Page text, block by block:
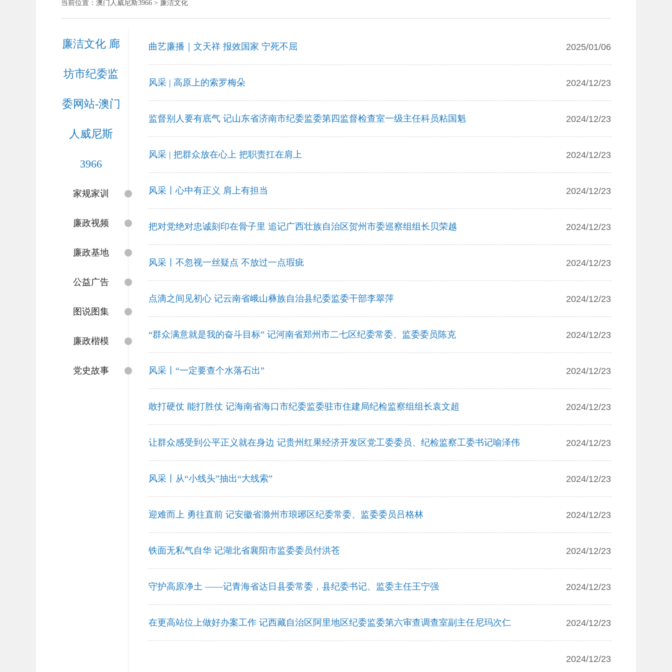
当前位置： 澳门人威尼斯3966 > 廉洁文化
廉洁文化 廊
坊市纪委监
委网站-澳门
人威尼斯
3966
家规家训
廉政视频
廉政基地
公益广告
图说图集
廉政楷模
党史故事
2025/01/06
曲艺廉播｜文天祥 报效国家 宁死不屈
2024/12/23
风采 | 高原上的索罗梅朵
2024/12/23
监督别人要有底气 记山东省济南市纪委监委第四监督检查室一级主任科员粘国魁
2024/12/23
风采 | 把群众放在心上 把职责扛在肩上
2024/12/23
风采丨心中有正义 肩上有担当
2024/12/23
把对党绝对忠诚刻印在骨子里 ​追记广西壮族自治区贺州市委巡察组组长贝荣越
2024/12/23
风采丨不忽视一丝疑点 不放过一点瑕疵
2024/12/23
点滴之间见初心 记云南省峨山彝族自治县纪委监委干部李翠萍
2024/12/23
“群众满意就是我的奋斗目标” 记河南省郑州市二七区纪委常委、监委委员陈克
2024/12/23
风采丨“一定要查个水落石出”
2024/12/23
敢打硬仗 能打胜仗 记海南省海口市纪委监委驻市住建局纪检监察组组长袁文超
2024/12/23
让群众感受到公平正义就在身边 记贵州红果经济开发区党工委委员、纪检监察工委书记喻泽伟
2024/12/23
风采丨从“小线头”抽出“大线索”
2024/12/23
迎难而上 勇往直前 记安徽省滁州市琅琊区纪委常委、监委委员吕格林
2024/12/23
铁面无私气自华 记湖北省襄阳市监委委员付洪苍
2024/12/23
守护高原净土 ——记青海省达日县委常委，县纪委书记、监委主任王宁强
2024/12/23
在更高站位上做好办案工作 记西藏自治区阿里地区纪委监委第六审查调查室副主任尼玛次仁
2024/12/23